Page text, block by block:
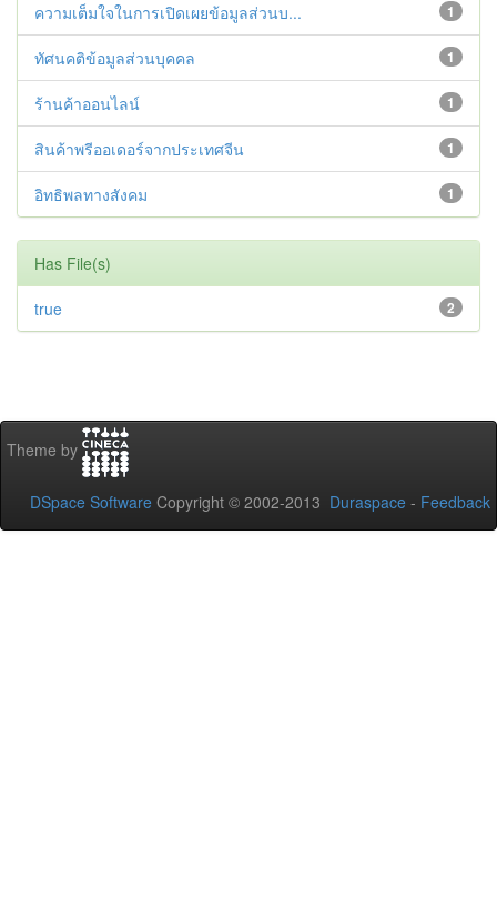
1
ความเต็มใจในการเปิดเผยข้อมูลส่วนบ...
1
ทัศนคติข้อมูลส่วนบุคคล
1
ร้านค้าออนไลน์
1
สินค้าพรีออเดอร์จากประเทศจีน
1
อิทธิพลทางสังคม
Has File(s)
2
true
Theme by
DSpace Software Copyright © 2002-2013 Duraspace - Feedback